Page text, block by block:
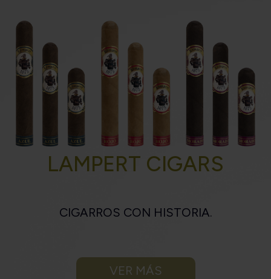
LAMPERT CIGARS
CIGARROS CON HISTORIA.
VER MÁS